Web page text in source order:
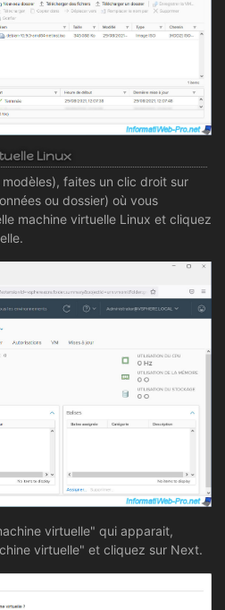
Linux
faites un clic droit sur
ou dossier) où vous
machine virtuelle Linux et cliquez
virtuelle" qui apparait,
virtuelle" et cliquez sur Next.